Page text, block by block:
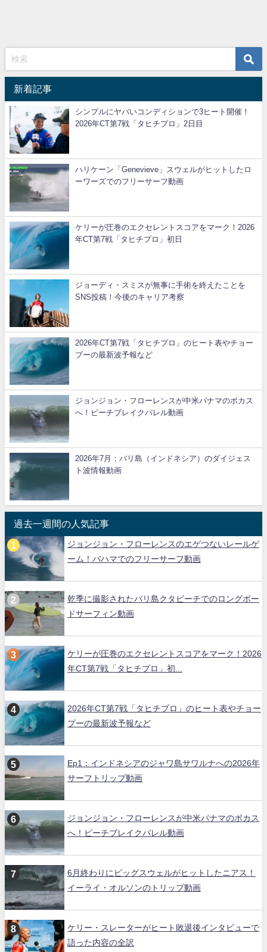
新着記事
シンプルにヤバいコンディションで3ヒート開催！
2026年CT第7戦「タヒチプロ」2日目
ハリケーン「Genevieve」スウェルがヒットしたロ
ーワーズでのフリーサーフ動画
ケリーが圧巻のエクセレントスコアをマーク！2026
年CT第7戦「タヒチプロ」初日
ジョーディ・スミスが無事に手術を終えたことを
SNS投稿！今後のキャリア考察
2026年CT第7戦「タヒチプロ」のヒート表やチョー
プーの最新波予報など
ジョンジョン・フローレンスが中米パナマのボカス
へ！ビーチブレイクバレル動画
2026年7月：バリ島（インドネシア）のダイジェス
ト波情報動画
過去一週間の人気記事
ジョンジョン・フローレンスのエゲつないレールゲ
ーム！バハマでのフリーサーフ動画
乾季に撮影されたバリ島クタビーチでのロングボー
ドサーフィン動画
ケリーが圧巻のエクセレントスコアをマーク！2026
年CT第7戦「タヒチプロ」初...
2026年CT第7戦「タヒチプロ」のヒート表やチョー
プーの最新波予報など
Ep1：インドネシアのジャワ島サワルナへの2026年
サーフトリップ動画
ジョンジョン・フローレンスが中米パナマのボカス
へ！ビーチブレイクバレル動画
6月終わりにビッグスウェルがヒットしたニアス！
イーライ・オルソンのトリップ動画
ケリー・スレーターがヒート敗退後インタビューで
語った内容の全訳